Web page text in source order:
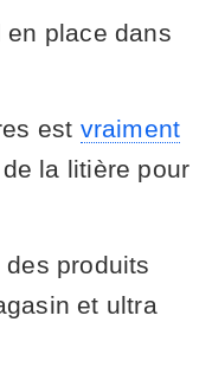
en place dans
est vraiment
de la litière pour
produits
et ultra